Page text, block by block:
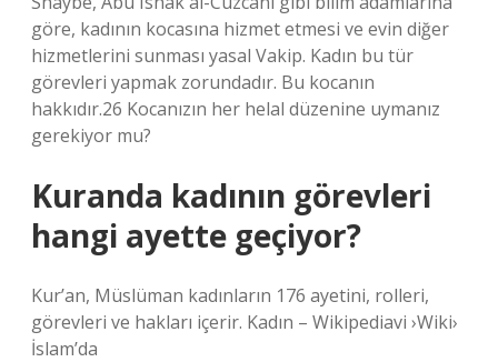
göre, kadının kocasına hizmet etmesi ve evin diğer
hizmetlerini sunması yasal Vakip. Kadın bu tür
görevleri yapmak zorundadır. Bu kocanın
hakkıdır.26 Kocanızın her helal düzenine uymanız
gerekiyor mu?
Kuranda kadının görevleri
hangi ayette geçiyor?
Kur’an, Müslüman kadınların 176 ayetini, rolleri,
görevleri ve hakları içerir. Kadın – Wikipediavi ›Wiki›
İslam’da